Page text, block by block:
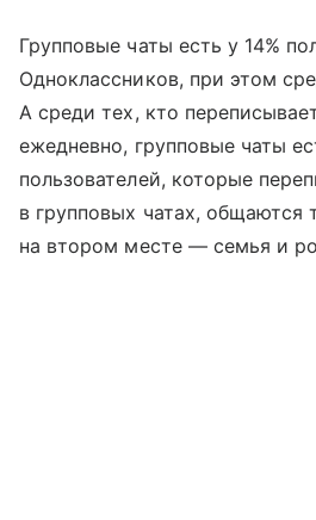
Групповые чаты есть у 14%
Одноклассников, при этом
А среди тех, кто
ежедневно, групповые чаты
пользователей, которые
в групповых чатах, общаются
на втором месте — семья и